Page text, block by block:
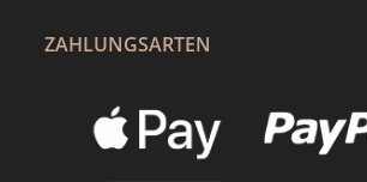
ZAHLUNGSARTEN